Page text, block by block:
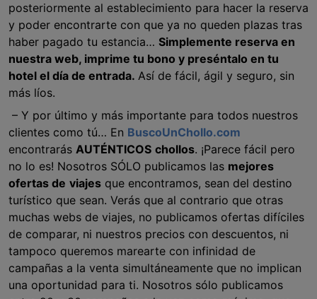
posteriormente al establecimiento para hacer la reserva
y poder encontrarte con que ya no queden plazas tras
haber pagado tu estancia… Simplemente reserva en
nuestra web, imprime tu bono y preséntalo en tu
hotel el día de entrada. Así de fácil, ágil y seguro, sin
más líos.
– Y por último y más importante para todos nuestros
clientes como tú… En BuscoUnChollo.com
encontrarás AUTÉNTICOS chollos. ¡Parece fácil pero
no lo es! Nosotros SÓLO publicamos las mejores
ofertas de viajes que encontramos, sean del destino
turístico que sean. Verás que al contrario que otras
muchas webs de viajes, no publicamos ofertas difíciles
de comparar, ni nuestros precios con descuentos, ni
tampoco queremos marearte con infinidad de
campañas a la venta simultáneamente que no implican
una oportunidad para ti. Nosotros sólo publicamos